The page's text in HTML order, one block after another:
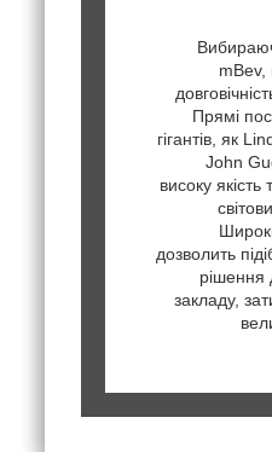
mBev,
Прямі
гігантів, як
John
високу якість
дозволить
рішення
закладу,